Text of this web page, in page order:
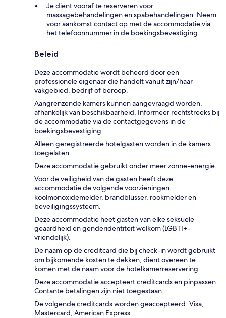
Je dient vooraf te reserveren voor
massagebehandelingen en spabehandelingen. Neem
voor aankomst contact op met de accommodatie via
het telefoonnummer in de boekingsbevestiging.
Beleid
Deze accommodatie wordt beheerd door een
professionele eigenaar die handelt vanuit zijn/haar
vakgebied, bedrijf of beroep.
Aangrenzende kamers kunnen aangevraagd worden,
afhankelijk van beschikbaarheid. Informeer rechtstreeks bij
de accommodatie via de contactgegevens in de
boekingsbevestiging.
Alleen geregistreerde hotelgasten worden in de kamers
toegelaten.
Deze accommodatie gebruikt onder meer zonne-energie.
Voor de veiligheid van de gasten heeft deze
accommodatie de volgende voorzieningen:
koolmonoxidemelder, brandblusser, rookmelder en
beveiligingssysteem.
Deze accommodatie heet gasten van elke seksuele
geaardheid en genderidentiteit welkom (LGBTI+-
vriendelijk).
De naam op de creditcard die bij check-in wordt gebruikt
om bijkomende kosten te dekken, dient overeen te
komen met de naam voor de hotelkamerreservering.
Deze accommodatie accepteert creditcards en pinpassen.
Contante betalingen zijn niet toegestaan.
De volgende creditcards worden geaccepteerd: Visa,
Mastercard, American Express